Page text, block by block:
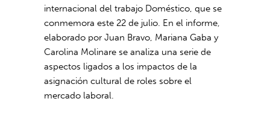
internacional del trabajo Doméstico, que se
conmemora este 22 de julio. En el informe,
elaborado por Juan Bravo, Mariana Gaba y
Carolina Molinare se analiza una serie de
aspectos ligados a los impactos de la
asignación cultural de roles sobre el
mercado laboral.